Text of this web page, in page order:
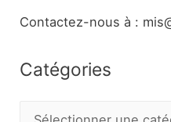
Contactez-nous à :
Catégories